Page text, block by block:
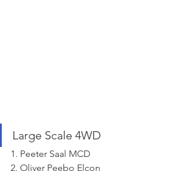
Large Scale 4WD
1. Peeter Saal MCD
2. Oliver Peebo Elcon